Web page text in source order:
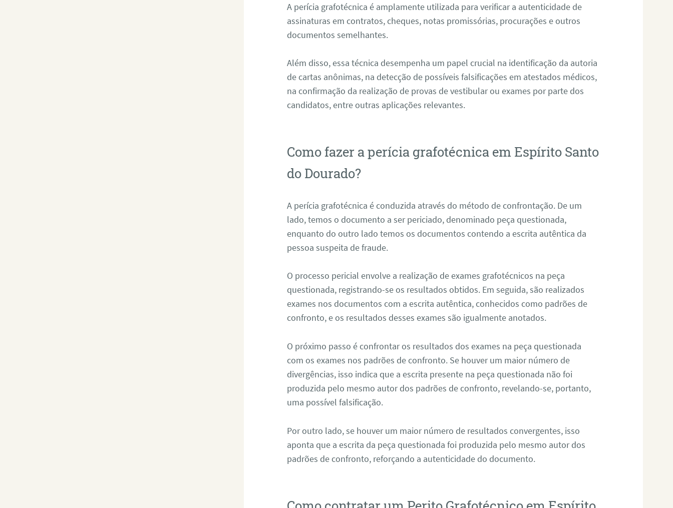
A perícia grafotécnica é amplamente utilizada para verificar a autenticidade de
assinaturas em contratos, cheques, notas promissórias, procurações e outros
documentos semelhantes.
Além disso, essa técnica desempenha um papel crucial na identificação da autoria
de cartas anônimas, na detecção de possíveis falsificações em atestados médicos,
na confirmação da realização de provas de vestibular ou exames por parte dos
candidatos, entre outras aplicações relevantes.
Como fazer a perícia grafotécnica em Espírito Santo
do Dourado?
A perícia grafotécnica é conduzida através do método de confrontação. De um
lado, temos o documento a ser periciado, denominado peça questionada,
enquanto do outro lado temos os documentos contendo a escrita autêntica da
pessoa suspeita de fraude.
O processo pericial envolve a realização de exames grafotécnicos na peça
questionada, registrando-se os resultados obtidos. Em seguida, são realizados
exames nos documentos com a escrita autêntica, conhecidos como padrões de
confronto, e os resultados desses exames são igualmente anotados.
O próximo passo é confrontar os resultados dos exames na peça questionada
com os exames nos padrões de confronto. Se houver um maior número de
divergências, isso indica que a escrita presente na peça questionada não foi
produzida pelo mesmo autor dos padrões de confronto, revelando-se, portanto,
uma possível falsificação.
Por outro lado, se houver um maior número de resultados convergentes, isso
aponta que a escrita da peça questionada foi produzida pelo mesmo autor dos
padrões de confronto, reforçando a autenticidade do documento.